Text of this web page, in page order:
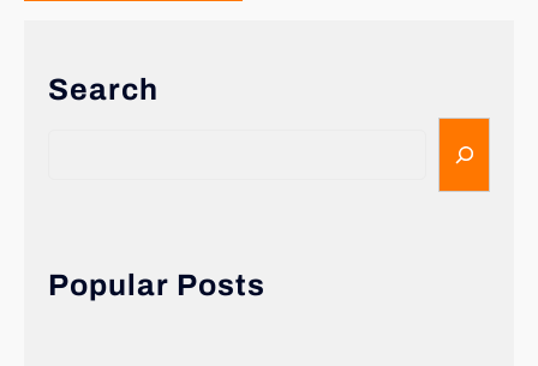
Search
Popular Posts